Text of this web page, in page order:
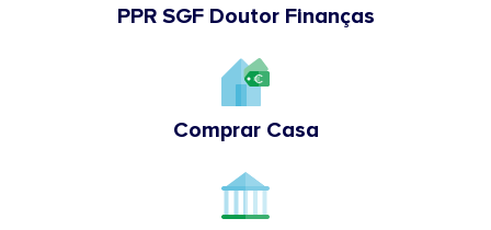
PPR SGF Doutor Finanças
Comprar Casa